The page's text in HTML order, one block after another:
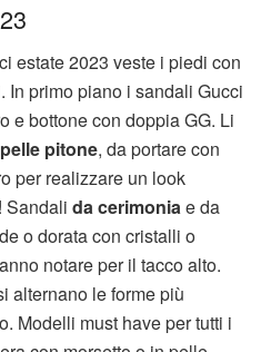
estate 2023 veste i piedi con
primo piano i sandali Gucci
e bottone con doppia GG. Li
pelle pitone, da portare con
per realizzare un look
Sandali da cerimoniae da
o dorata con cristalli o
notare per il tacco alto.
alternano le forme più
Modelli must have per tutti i